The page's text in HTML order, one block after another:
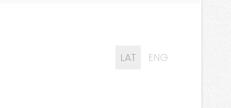
LAT ENG